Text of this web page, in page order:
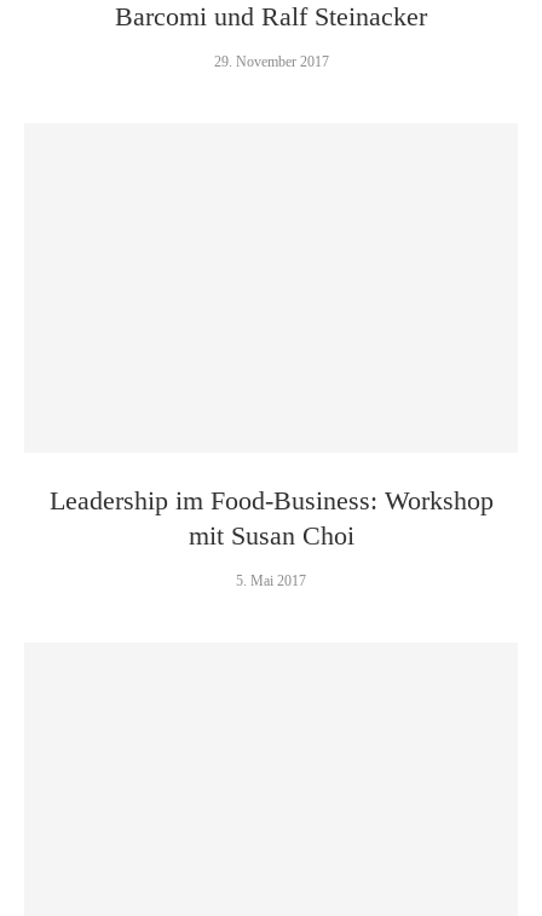
Barcomi und Ralf Steinacker
29. November 2017
Leadership im Food-Business: Workshop
mit Susan Choi
5. Mai 2017